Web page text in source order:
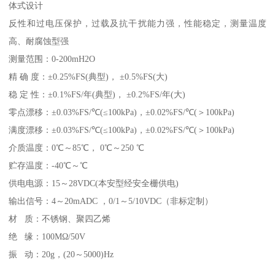
体式设计
反性和过电压保护，过载及抗干扰能力强，性能稳定，测量温度
高、耐腐蚀型强
测量范围：0-200mH2O
精 确 度：±0.25%FS(典型)， ±0.5%FS(大)
稳 定 性：±0.1%FS/年(典型)， ±0.2%FS/年(大)
零点漂移：±0.03%FS/℃(≤100kPa)，±0.02%FS/℃(＞100kPa)
满度漂移：±0.03%FS/℃(≤100kPa)，±0.02%FS/℃(＞100kPa)
介质温度：0℃～85℃， 0℃～250 ℃
贮存温度：-40℃～℃
供电电源：15～28VDC(本安型经安全栅供电)
输出信号：4～20mADC ，0/1～5/10VDC（非标定制）
材 质：不锈钢、聚四乙烯
绝 缘：100MΩ/50V
振 动：20g，(20～5000)Hz